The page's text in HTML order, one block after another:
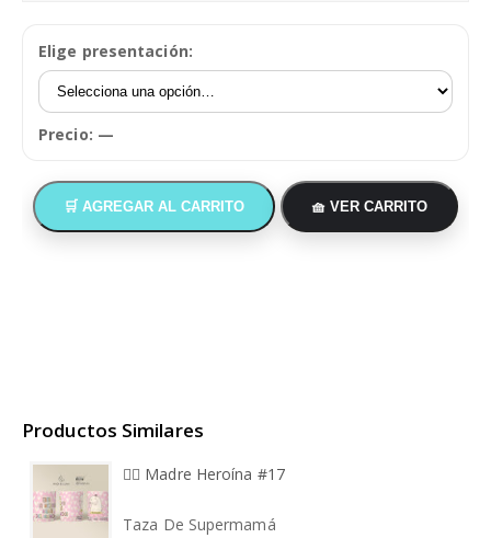
Elige presentación:
Precio: —
🛒 AGREGAR AL CARRITO 🧺 VER CARRITO
Productos Similares
🦸‍♀️ Madre Heroína #17
Taza De Supermamá